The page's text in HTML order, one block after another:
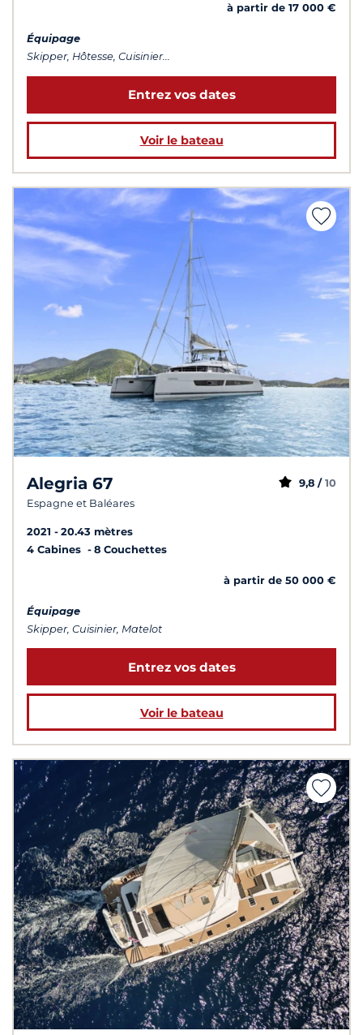
à partir de 17 000 €
Équipage
Skipper, Hôtesse, Cuisinier...
Entrez vos dates
Voir le bateau
Alegria 67
Espagne et Baléares
9,8 / 10
2021
20.43 mètres
4 Cabines
8 Couchettes
à partir de 50 000 €
Équipage
Skipper, Cuisinier, Matelot
Entrez vos dates
Voir le bateau